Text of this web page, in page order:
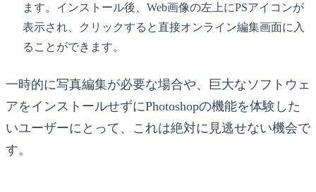
ます。インストール後、Web画像の左上にPSアイコンが
表示され、クリックすると直接オンライン編集画面に入
ることができます。
一時的に写真編集が必要な場合や、巨大なソフトウェ
アをインストールせずにPhotoshopの機能を体験した
いユーザーにとって、これは絶対に見逃せない機会で
す。